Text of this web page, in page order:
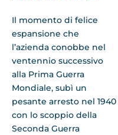
Il momento di felice
espansione che
l’azienda conobbe nel
ventennio successivo
alla Prima Guerra
Mondiale, subì un
pesante arresto nel 1940
con lo scoppio della
Seconda Guerra